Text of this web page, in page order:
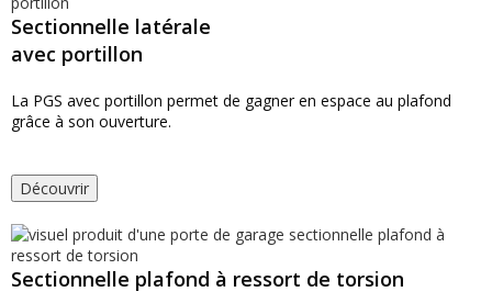
Sectionnelle latérale
avec portillon
La PGS avec portillon permet de gagner en espace au plafond
grâce à son ouverture.
Découvrir
Sectionnelle plafond à ressort de torsion